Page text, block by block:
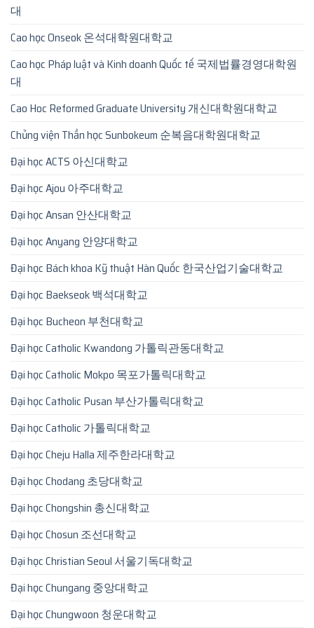
대
Cao học Onseok 온석대학원대학교
Cao học Pháp luật và Kinh doanh Quốc tế 국제법률경영대학원
대
Cao Hoc Reformed Graduate University 개신대학원대학교
Chủng viện Thần học Sunbokeum 순복음대학원대학교
Đại học ACTS 아신대학교
Đại học Ajou 아주대학교
Đại học Ansan 안산대학교
Đại học Anyang 안양대학교
Đại học Bách khoa Kỹ thuật Hàn Quốc 한국산업기술대학교
Đại học Baekseok 백석대학교
Đại học Bucheon 부천대학교
Đại học Catholic Kwandong 가톨릭관동대학교
Đại học Catholic Mokpo 목포가톨릭대학교
Đại học Catholic Pusan 부산가톨릭대학교
Đại học Catholic 가톨릭대학교
Đại học Cheju Halla 제주한라대학교
Đại học Chodang 초당대학교
Đại học Chongshin 총신대학교
Đại học Chosun 조선대학교
Đại học Christian Seoul 서울기독대학교
Đại học Chungang 중앙대학교
Đại học Chungwoon 청운대학교